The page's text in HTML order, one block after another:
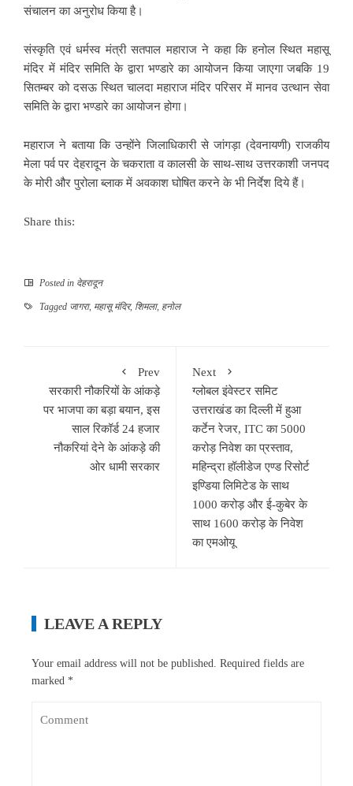
संचालन का अनुरोध किया है।
संस्कृति एवं धर्मस्व मंत्री सतपाल महाराज ने कहा कि हनोल स्थित महासू
मंदिर में मंदिर समिति के द्वारा भण्डारे का आयोजन किया जाएगा जबकि 19
सितम्बर को दसऊ स्थित चालदा महाराज मंदिर परिसर में मानव उत्थान सेवा
समिति के द्वारा भण्डारे का आयोजन होगा।
महाराज ने बताया कि उन्होंने जिलाधिकारी से जांगड़ा (देवनायणी) राजकीय
मेला पर्व पर देहरादून के चकराता व कालसी के साथ-साथ उत्तरकाशी जनपद
के मोरी और पुरोला ब्लाक में अवकाश घोषित करने के भी निर्देश दिये हैं।
Share this:
Posted in देहरादून
Tagged जागरा, महासू मंदिर, शिमला, हनोल
Prev
सरकारी नौकरियों के आंकड़े
पर भाजपा का बड़ा बयान, इस
साल रिकॉर्ड 24 हजार
नौकरियां देने के आंकड़े की
ओर धामी सरकार
Next
ग्लोबल इंवेस्टर समिट
उत्तराखंड का दिल्ली में हुआ
कर्टेन रेजर, ITC का 5000
करोड़ निवेश का प्रस्ताव,
महिन्द्रा हॉलीडेज एण्ड रिसोर्ट
इण्डिया लिमिटेड के साथ
1000 करोड़ और ई-कुबेर के
साथ 1600 करोड़ के निवेश
का एमओयू
LEAVE A REPLY
Your email address will not be published. Required fields are
marked *